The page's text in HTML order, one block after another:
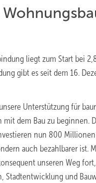
liegt zum Start bei
gibt es seit dem 16.
Unterstützung für
dem Bau zu beginnen.
nun 800
auch bezahlbarer ist.
unseren Weg
Stadtentwicklung und